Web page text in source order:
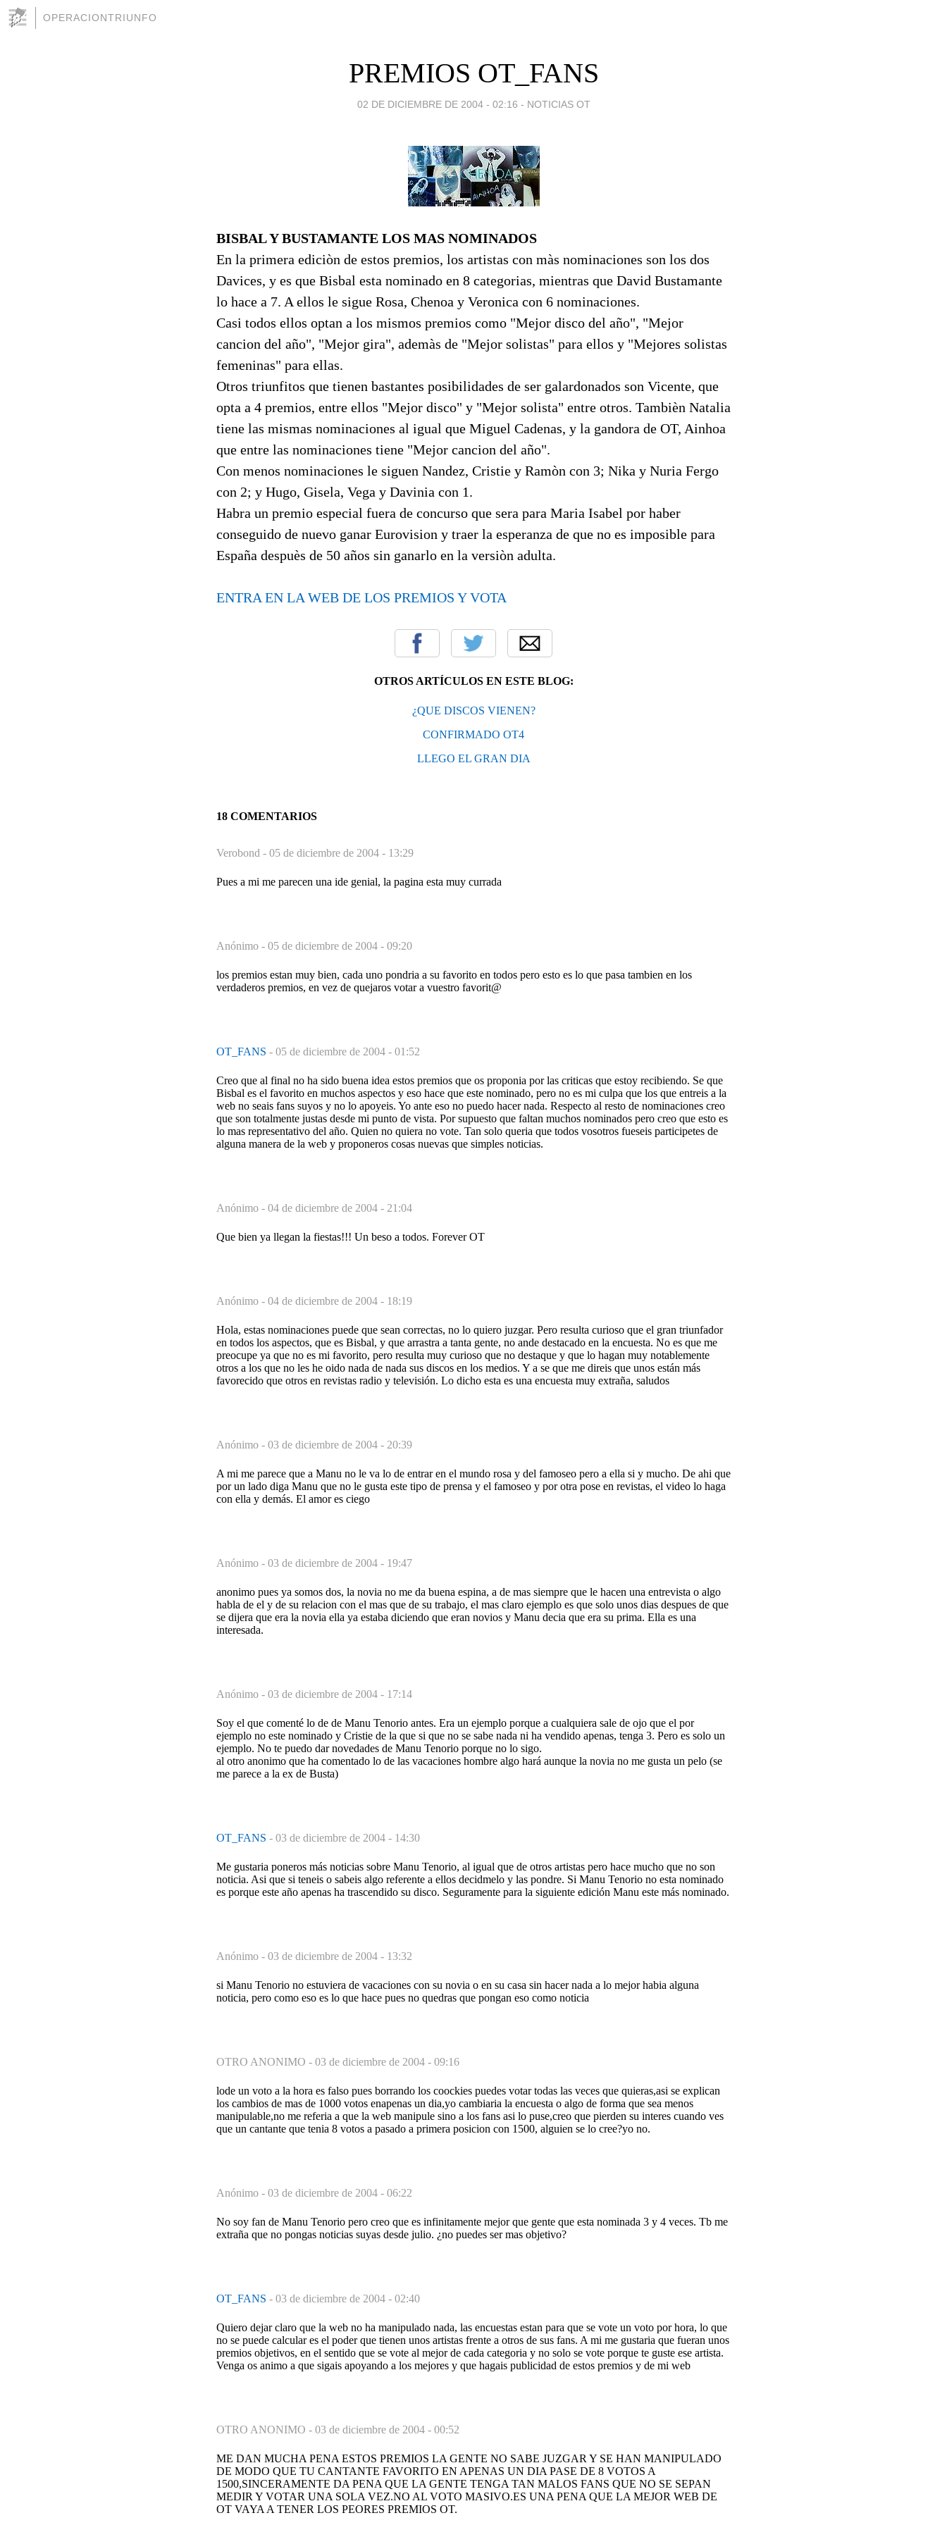
OPERACIONTRIUNFO
PREMIOS OT_FANS
02 DE DICIEMBRE DE 2004 - 02:16 - NOTICIAS OT
BISBAL Y BUSTAMANTE LOS MAS NOMINADOS
En la primera ediciòn de estos premios, los artistas con màs nominaciones son los dos
Davices, y es que Bisbal esta nominado en 8 categorias, mientras que David Bustamante
lo hace a 7. A ellos le sigue Rosa, Chenoa y Veronica con 6 nominaciones.
Casi todos ellos optan a los mismos premios como "Mejor disco del año", "Mejor
cancion del año", "Mejor gira", ademàs de "Mejor solistas" para ellos y "Mejores solistas
femeninas" para ellas.
Otros triunfitos que tienen bastantes posibilidades de ser galardonados son Vicente, que
opta a 4 premios, entre ellos "Mejor disco" y "Mejor solista" entre otros. Tambièn Natalia
tiene las mismas nominaciones al igual que Miguel Cadenas, y la gandora de OT, Ainhoa
que entre las nominaciones tiene "Mejor cancion del año".
Con menos nominaciones le siguen Nandez, Cristie y Ramòn con 3; Nika y Nuria Fergo
con 2; y Hugo, Gisela, Vega y Davinia con 1.
Habra un premio especial fuera de concurso que sera para Maria Isabel por haber
conseguido de nuevo ganar Eurovision y traer la esperanza de que no es imposible para
España despuès de 50 años sin ganarlo en la versiòn adulta.
ENTRA EN LA WEB DE LOS PREMIOS Y VOTA
OTROS ARTÍCULOS EN ESTE BLOG:
¿QUE DISCOS VIENEN?
CONFIRMADO OT4
LLEGO EL GRAN DIA
18 COMENTARIOS
Verobond - 05 de diciembre de 2004 - 13:29
Pues a mi me parecen una ide genial, la pagina esta muy currada
Anónimo - 05 de diciembre de 2004 - 09:20
los premios estan muy bien, cada uno pondria a su favorito en todos pero esto es lo que pasa tambien en los
verdaderos premios, en vez de quejaros votar a vuestro favorit@
OT_FANS - 05 de diciembre de 2004 - 01:52
Creo que al final no ha sido buena idea estos premios que os proponia por las criticas que estoy recibiendo. Se que
Bisbal es el favorito en muchos aspectos y eso hace que este nominado, pero no es mi culpa que los que entreis a la
web no seais fans suyos y no lo apoyeis. Yo ante eso no puedo hacer nada. Respecto al resto de nominaciones creo
que son totalmente justas desde mi punto de vista. Por supuesto que faltan muchos nominados pero creo que esto es
lo mas representativo del año. Quien no quiera no vote. Tan solo queria que todos vosotros fueseis participetes de
alguna manera de la web y proponeros cosas nuevas que simples noticias.
Anónimo - 04 de diciembre de 2004 - 21:04
Que bien ya llegan la fiestas!!! Un beso a todos. Forever OT
Anónimo - 04 de diciembre de 2004 - 18:19
Hola, estas nominaciones puede que sean correctas, no lo quiero juzgar. Pero resulta curioso que el gran triunfador
en todos los aspectos, que es Bisbal, y que arrastra a tanta gente, no ande destacado en la encuesta. No es que me
preocupe ya que no es mi favorito, pero resulta muy curioso que no destaque y que lo hagan muy notablemente
otros a los que no les he oido nada de nada sus discos en los medios. Y a se que me direis que unos están más
favorecido que otros en revistas radio y televisión. Lo dicho esta es una encuesta muy extraña, saludos
Anónimo - 03 de diciembre de 2004 - 20:39
A mi me parece que a Manu no le va lo de entrar en el mundo rosa y del famoseo pero a ella si y mucho. De ahi que
por un lado diga Manu que no le gusta este tipo de prensa y el famoseo y por otra pose en revistas, el video lo haga
con ella y demás. El amor es ciego
Anónimo - 03 de diciembre de 2004 - 19:47
anonimo pues ya somos dos, la novia no me da buena espina, a de mas siempre que le hacen una entrevista o algo
habla de el y de su relacion con el mas que de su trabajo, el mas claro ejemplo es que solo unos dias despues de que
se dijera que era la novia ella ya estaba diciendo que eran novios y Manu decia que era su prima. Ella es una
interesada.
Anónimo - 03 de diciembre de 2004 - 17:14
Soy el que comenté lo de de Manu Tenorio antes. Era un ejemplo porque a cualquiera sale de ojo que el por
ejemplo no este nominado y Cristie de la que si que no se sabe nada ni ha vendido apenas, tenga 3. Pero es solo un
ejemplo. No te puedo dar novedades de Manu Tenorio porque no lo sigo.
al otro anonimo que ha comentado lo de las vacaciones hombre algo hará aunque la novia no me gusta un pelo (se
me parece a la ex de Busta)
OT_FANS - 03 de diciembre de 2004 - 14:30
Me gustaria poneros más noticias sobre Manu Tenorio, al igual que de otros artistas pero hace mucho que no son
noticia. Asi que si teneis o sabeis algo referente a ellos decidmelo y las pondre. Si Manu Tenorio no esta nominado
es porque este año apenas ha trascendido su disco. Seguramente para la siguiente edición Manu este más nominado.
Anónimo - 03 de diciembre de 2004 - 13:32
si Manu Tenorio no estuviera de vacaciones con su novia o en su casa sin hacer nada a lo mejor habia alguna
noticia, pero como eso es lo que hace pues no quedras que pongan eso como noticia
OTRO ANONIMO - 03 de diciembre de 2004 - 09:16
lode un voto a la hora es falso pues borrando los coockies puedes votar todas las veces que quieras,asi se explican
los cambios de mas de 1000 votos enapenas un dia,yo cambiaria la encuesta o algo de forma que sea menos
manipulable,no me referia a que la web manipule sino a los fans asi lo puse,creo que pierden su interes cuando ves
que un cantante que tenia 8 votos a pasado a primera posicion con 1500, alguien se lo cree?yo no.
Anónimo - 03 de diciembre de 2004 - 06:22
No soy fan de Manu Tenorio pero creo que es infinitamente mejor que gente que esta nominada 3 y 4 veces. Tb me
extraña que no pongas noticias suyas desde julio. ¿no puedes ser mas objetivo?
OT_FANS - 03 de diciembre de 2004 - 02:40
Quiero dejar claro que la web no ha manipulado nada, las encuestas estan para que se vote un voto por hora, lo que
no se puede calcular es el poder que tienen unos artistas frente a otros de sus fans. A mi me gustaria que fueran unos
premios objetivos, en el sentido que se vote al mejor de cada categoria y no solo se vote porque te guste ese artista.
Venga os animo a que sigais apoyando a los mejores y que hagais publicidad de estos premios y de mi web
OTRO ANONIMO - 03 de diciembre de 2004 - 00:52
ME DAN MUCHA PENA ESTOS PREMIOS LA GENTE NO SABE JUZGAR Y SE HAN MANIPULADO
DE MODO QUE TU CANTANTE FAVORITO EN APENAS UN DIA PASE DE 8 VOTOS A
1500,SINCERAMENTE DA PENA QUE LA GENTE TENGA TAN MALOS FANS QUE NO SE SEPAN
MEDIR Y VOTAR UNA SOLA VEZ.NO AL VOTO MASIVO.ES UNA PENA QUE LA MEJOR WEB DE
OT VAYA A TENER LOS PEORES PREMIOS OT.